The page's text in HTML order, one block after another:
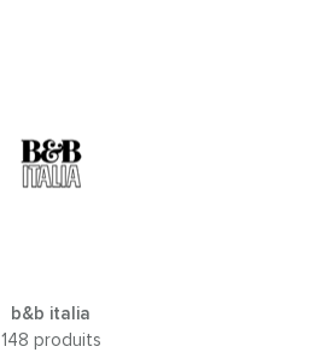
b&b italia
148 produits